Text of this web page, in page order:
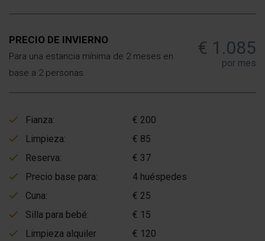
PRECIO DE INVIERNO
Para una estancia mínima de 2 meses en
base a 2 personas.
€ 1.085
por mes
Fianza:
€ 200
Limpieza:
€ 85
Reserva:
€ 37
Precio base para:
4 huéspedes
Cuna:
€ 25
Silla para bebé:
€ 15
Limpieza alquiler
€ 120